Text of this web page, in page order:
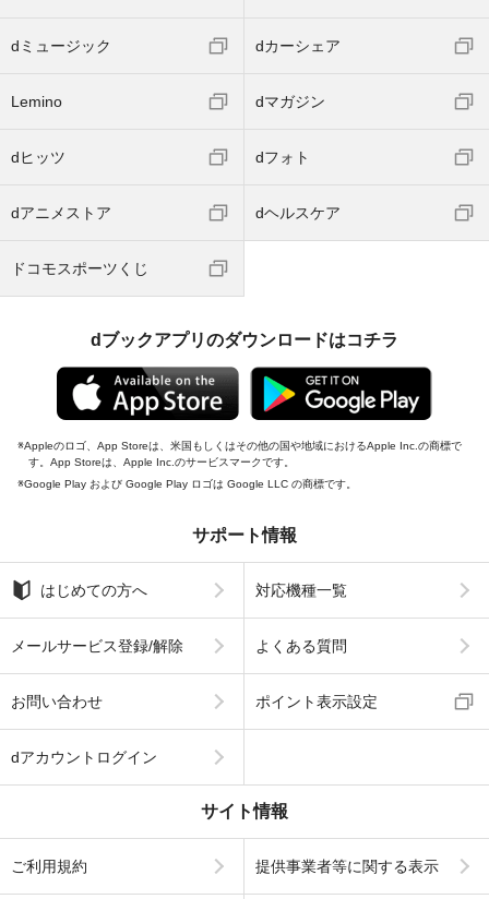
dミュージック dカーシェア
Lemino dマガジン
dヒッツ dフォト
dアニメストア dヘルスケア
ドコモスポーツくじ
dブックアプリのダウンロードはコチラ
Appleのロゴ、App Storeは、米国もしくはその他の国や地域におけるApple Inc.の商標で
す。App Storeは、Apple Inc.のサービスマークです。
Google Play および Google Play ロゴは Google LLC の商標です。
サポート情報
はじめての方へ 対応機種一覧
メールサービス登録/解除 よくある質問
お問い合わせ ポイント表示設定
dアカウントログイン
サイト情報
ご利用規約 提供事業者等に関する表示